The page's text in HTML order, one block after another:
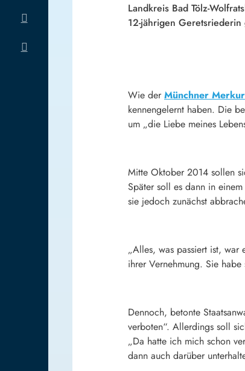
Landkreis Bad Tölz-
12-jährigen
Wie der Münchner Merkur
kennengelernt haben. Die
um „die Liebe meines
Mitte Oktober 2014 sollen
Später soll es dann in
sie jedoch zunächst
„Alles, was passiert ist,
ihrer Vernehmung. Sie
Dennoch, betonte
verboten“. Allerdings soll
„Da hatte ich mich schon
dann auch darüber